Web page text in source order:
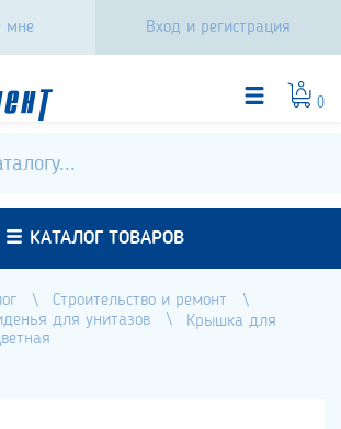
мне Вход и регистрация
0
КАТАЛОГ ТОВАРОВ
Строительство и ремонт
для унитазов
Крышка для